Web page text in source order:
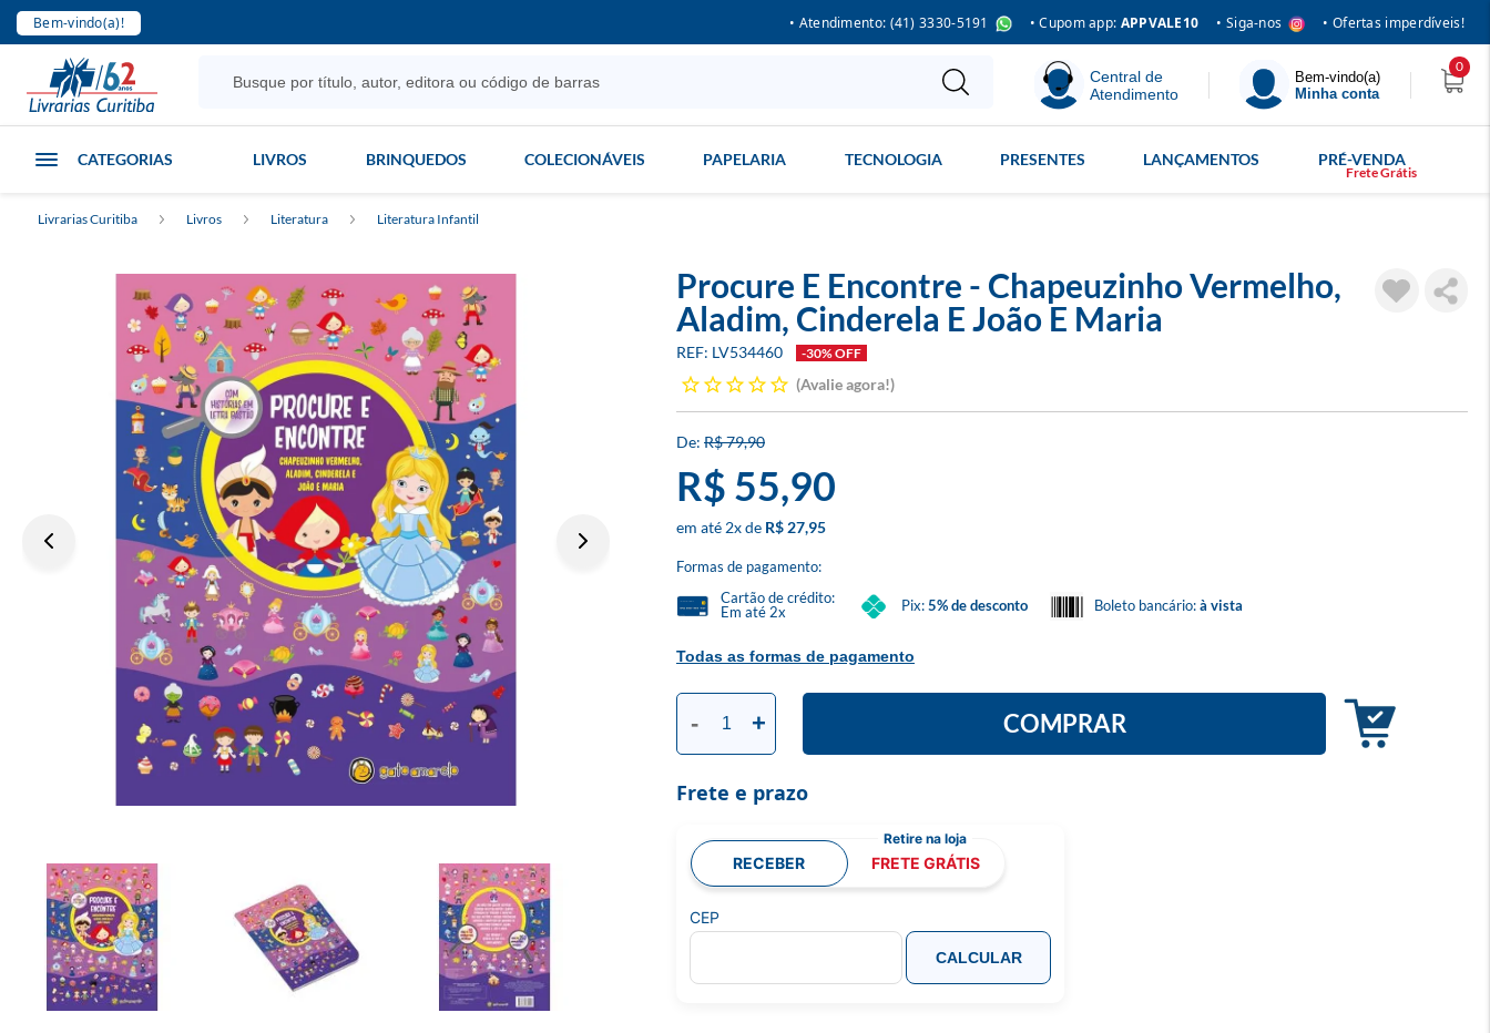
Bem-vindo(a)! • Atendimento: (41) 3330-5191 • Cupom app: APPVALE10 • Siga-nos • Ofertas imperdíveis!
Central de
Atendimento
Bem-vindo(a)
Minha conta
0
CATEGORIAS LIVROS BRINQUEDOS COLECIONÁVEIS PAPELARIA TECNOLOGIA PRESENTES LANÇAMENTOS PRÉ-VENDA
Livrarias Curitiba Livros Literatura Literatura Infantil
Procure E Encontre - Chapeuzinho Vermelho,
Aladim, Cinderela E João E Maria
LV534460 -30% OFF
Avalie agora!
R$ 79,90
R$ 55,90
2x R$ 27,95
Formas de pagamento:
Todas as formas de pagamento
Cartão de crédito:
Em até 2x
Pix:5% de desconto Boleto bancário:à vista
- + COMPRAR
Frete e prazo
RECEBER FRETE GRÁTIS
CEP
CALCULAR